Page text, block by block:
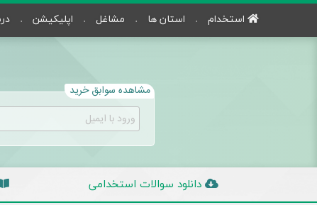
استخدام استان ها مشاغل اپلیکیشن
مشاهده سوابق خرید
دانلود سوالات استخدامی